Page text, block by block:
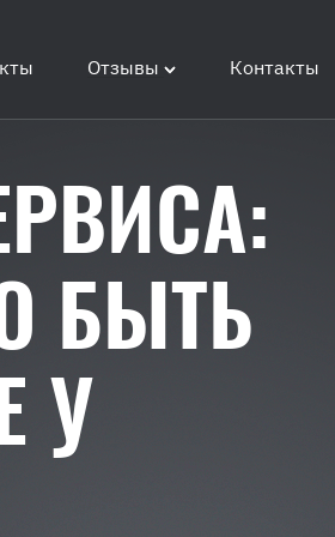
Отзывы Контакты
БЫТЬ
У